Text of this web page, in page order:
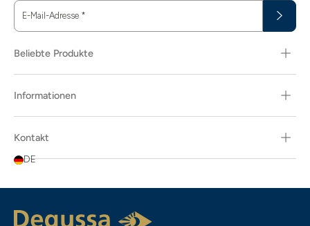
E-Mail-Adresse *
Beliebte Produkte
Informationen
Kontakt
DE